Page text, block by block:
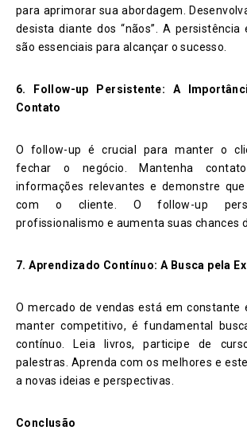
para aprimorar sua abordagem.
desista diante dos “nãos”. A persistência
são essenciais para alcançar o sucesso.
6. Follow-up Persistente: A
Contato
O follow-up é crucial para manter o
fechar o negócio. Mantenha
informações relevantes e demonstre
com o cliente. O follow-up
profissionalismo e aumenta suas chances
7. Aprendizado Contínuo: A Busca pela
O mercado de vendas está em constante
manter competitivo, é fundamental
contínuo. Leia livros, participe de
palestras. Aprenda com os melhores e
a novas ideias e perspectivas.
Conclusão